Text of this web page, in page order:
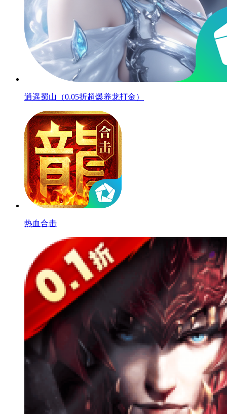
逍遥蜀山（0.05折超爆养龙打金）
热血合击